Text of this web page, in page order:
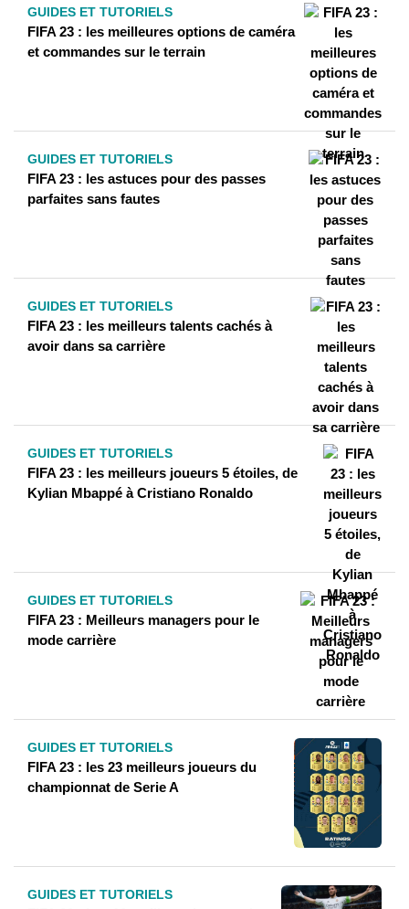
GUIDES ET TUTORIELS
FIFA 23 : les meilleures options de caméra
et commandes sur le terrain
GUIDES ET TUTORIELS
FIFA 23 : les astuces pour des passes
parfaites sans fautes
GUIDES ET TUTORIELS
FIFA 23 : les meilleurs talents cachés à
avoir dans sa carrière
GUIDES ET TUTORIELS
FIFA 23 : les meilleurs joueurs 5 étoiles, de
Kylian Mbappé à Cristiano Ronaldo
GUIDES ET TUTORIELS
FIFA 23 : Meilleurs managers pour le
mode carrière
GUIDES ET TUTORIELS
FIFA 23 : les 23 meilleurs joueurs du
championnat de Serie A
GUIDES ET TUTORIELS